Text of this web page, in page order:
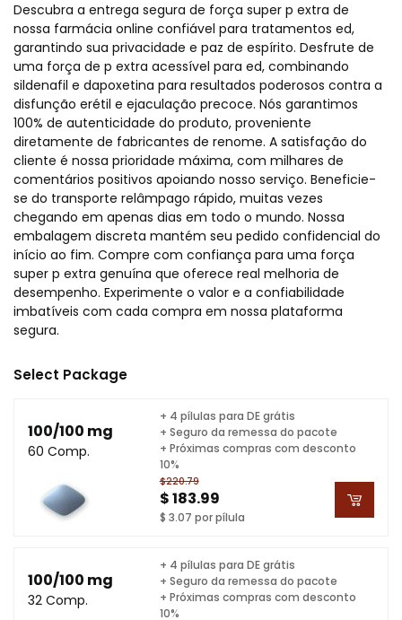
Descubra a entrega segura de força super p extra de
nossa farmácia online confiável para tratamentos ed,
garantindo sua privacidade e paz de espírito. Desfrute de
uma força de p extra acessível para ed, combinando
sildenafil e dapoxetina para resultados poderosos contra a
disfunção erétil e ejaculação precoce. Nós garantimos
100% de autenticidade do produto, proveniente
diretamente de fabricantes de renome. A satisfação do
cliente é nossa prioridade máxima, com milhares de
comentários positivos apoiando nosso serviço. Beneficie-
se do transporte relâmpago rápido, muitas vezes
chegando em apenas dias em todo o mundo. Nossa
embalagem discreta mantém seu pedido confidencial do
início ao fim. Compre com confiança para uma força
super p extra genuína que oferece real melhoria de
desempenho. Experimente o valor e a confiabilidade
imbatíveis com cada compra em nossa plataforma
segura.
Select Package
100/100 mg
60 Comp.
$220.79
$ 183.99
$ 3.07 por pílula
+ 4 pílulas para DE grátis
+ Seguro da remessa do pacote
+ Próximas compras com desconto
10%
100/100 mg
32 Comp.
+ 4 pílulas para DE grátis
+ Seguro da remessa do pacote
+ Próximas compras com desconto
10%